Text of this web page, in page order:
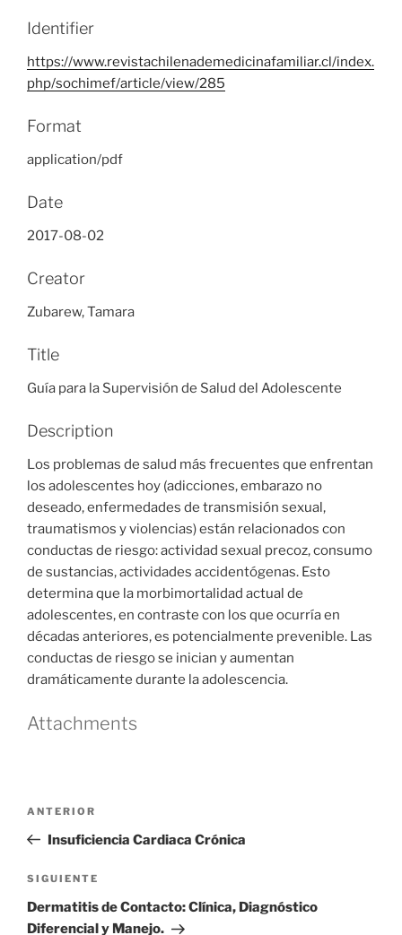
Identifier
https://www.revistachilenademedicinafamiliar.cl/index.
php/sochimef/article/view/285
Format
application/pdf
Date
2017-08-02
Creator
Zubarew, Tamara
Title
Guía para la Supervisión de Salud del Adolescente
Description
Los problemas de salud más frecuentes que enfrentan
los adolescentes hoy (adicciones, embarazo no
deseado, enfermedades de transmisión sexual,
traumatismos y violencias) están relacionados con
conductas de riesgo: actividad sexual precoz, consumo
de sustancias, actividades accidentógenas. Esto
determina que la morbimortalidad actual de
adolescentes, en contraste con los que ocurría en
décadas anteriores, es potencialmente prevenible. Las
conductas de riesgo se inician y aumentan
dramáticamente durante la adolescencia.
Attachments
entradas
Entrada
anterior
ANTERIOR
Insuficiencia Cardiaca Crónica
Siguiente
entrada
SIGUIENTE
Dermatitis de Contacto: Clínica, Diagnóstico
Diferencial y Manejo.